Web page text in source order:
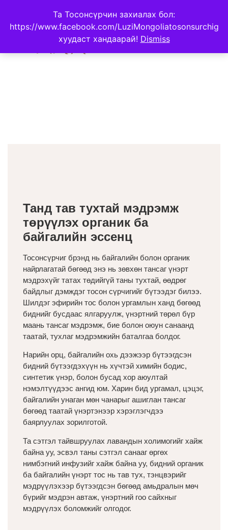
Та Тосонсүрчин захиалах бол:
https://www.facebook.com/LuziMongoliatosonsurchig
хуудаст хандаарай! Dismiss
Танд тав тухтай мэдрэмж
төрүүлэх органик ба
байгалийн эссенц
Тосонсүрчиг брэнд нь байгалийн болон органик
найрлагатай бөгөөд энэ нь зөвхөн тансаг үнэрт
мэдрэхүйг татах төдийгүй таны тухтай, өөдрөг
байдлыг дэмждэг тосон сүрчигийг бүтээдэг билээ.
Шилдэг эфирийн тос болон ургамлын ханд бөгөөд
биднийг бусдаас ялгаруулж, үнэртний төрөл бүр
маань тансаг мэдрэмж, бие болон оюун санаанд
таатай, тухлаг мэдрэмжийн баталгаа болдог.
Нарийн орц, байгалийн охь дээжээр бүтээгдсэн
бидний бүтээгдэхүүн нь хүчтэй химийн бодис,
синтетик үнэр, болон бусад хор аюултай
нэмэлтүүдээс ангид юм. Харин бид ургамал, цэцэг,
байгалийн унаган мөн чанарыг ашиглан тансаг
бөгөөд таатай үнэртэнээр хэрэглэгчдээ
баярлуулах зорилготой.
Та сэтгэл тайвшруулах лавандын холимогийг хайж
байна уу, эсвэл таны сэтгэл санааг өргөх
нимбэгний инфузийг хайж байна уу, бидний органик
ба байгалийн үнэрт тос нь тав тух, тэнцвэрийг
мэдрүүлэхээр бүтээгдсэн бөгөөд амьдралын мөч
бүрийг мэдрэн автаж, үнэртний гоо сайхныг
мэдрүүлэх боломжийг олгодог.